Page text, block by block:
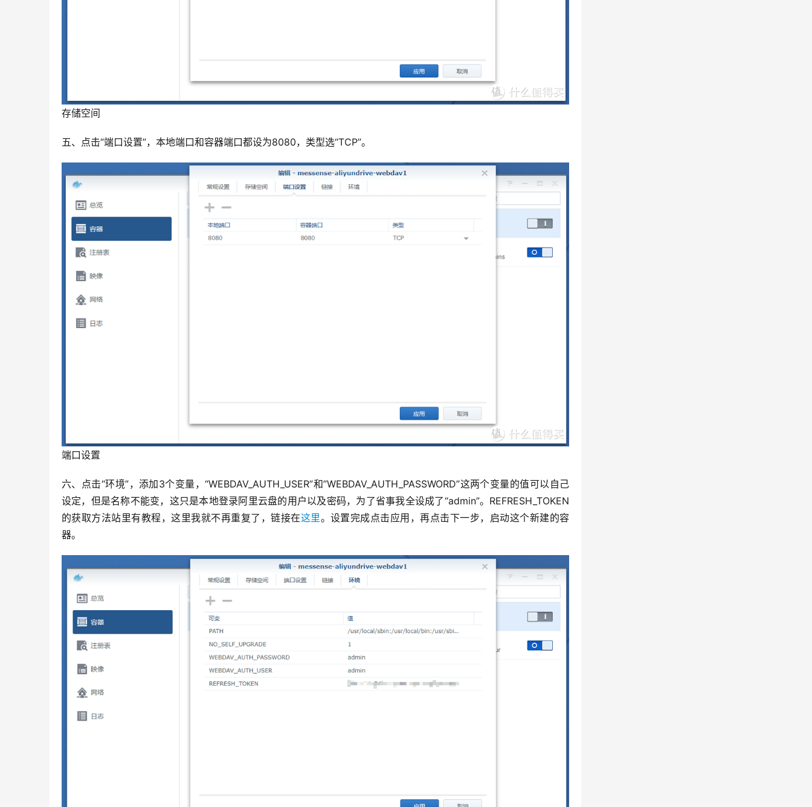
存储空间
五、点击“端口设置”，本地端口和容器端口都设为8080，类型选“TCP”。
端口设置
六、点击“环境”，添加3个变量，“WEBDAV_AUTH_USER”和”WEBDAV_AUTH_PASSWORD”这两个变量的值可以自己
设定，但是名称不能变，这只是本地登录阿里云盘的用户以及密码，为了省事我全设成了“admin”。REFRESH_TOKEN
的获取方法站里有教程，这里我就不再重复了，链接在这里。设置完成点击应用，再点击下一步，启动这个新建的容
器。